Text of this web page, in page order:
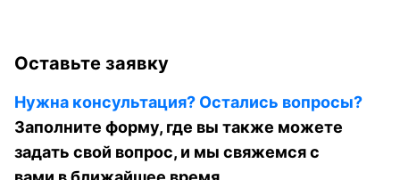
Оставьте заявку
Нужна консультация? Остались вопросы?
Заполните форму, где вы также можете
задать свой вопрос, и мы свяжемся с